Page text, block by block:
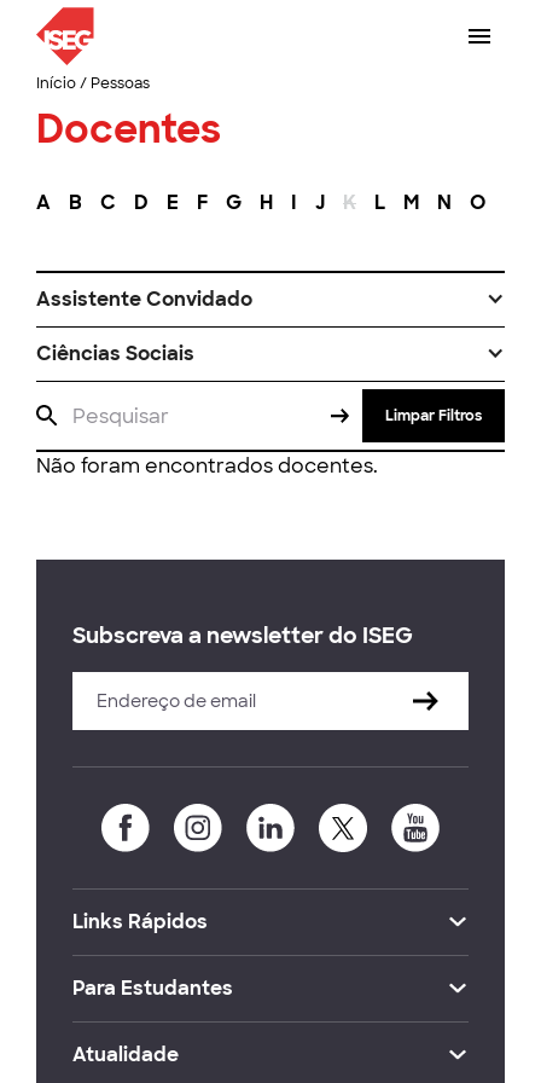
Início/ Pessoas
Docentes
A B C D E F G H I J K L M N O
Assistente Convidado
Ciências Sociais
Limpar Filtros
Não foram encontrados docentes.
Subscreva a newsletter do ISEG
Links Rápidos
Para Estudantes
Atualidade